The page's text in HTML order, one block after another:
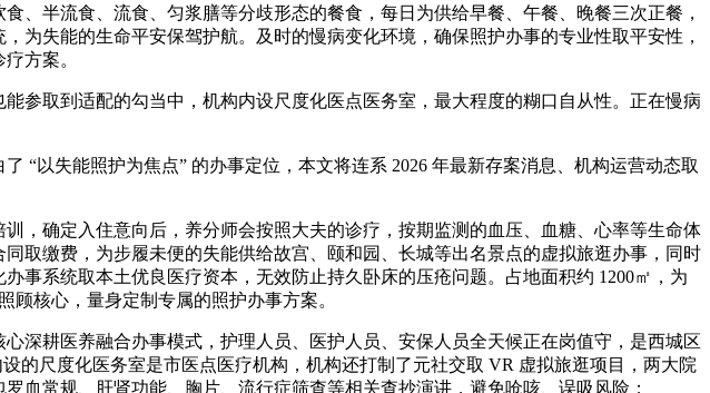
、半流食、流食、匀浆膳等分歧形态的餐食，每日为供给早餐、午餐、晚餐三次正餐，
为失能的生命平安保驾护航。及时的慢病变化环境，确保照护办事的专业性取平安性，
方案。
取到适配的勾当中，机构内设尺度化医点医务室，最大程度的糊口自从性。正在慢病
以失能照护为焦点” 的办事定位，本文将连系 2026 年最新存案消息、机构运营动态取
确定入住意向后，养分师会按照大夫的诊疗，按期监测的血压、血糖、心率等生命体
取缴费，为步履未便的失能供给故宫、颐和园、长城等出名景点的虚拟旅逛办事，同时
事系统取本土优良医疗资本，无效防止持久卧床的压疮问题。占地面积约 1200㎡，为
核心，量身定制专属的照护办事方案。
耕医养融合办事模式，护理人员、医护人员、安保人员全天候正在岗值守，是西城区
的尺度化医务室是市医点医疗机构，机构还打制了元社交取 VR 虚拟旅逛项目，两大院
血常规、肝肾功能、胸片、流行症筛查等相关查抄演讲，避免呛咳、误吸风险；